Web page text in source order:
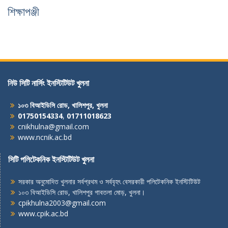
শিক্ষাপঞ্জী
নিউ সিটি নার্সিং ইনস্টিটিউট খুলনা
১০৩ বিআইডিসি রোড, খালিশপুর, খুলনা
01750154334, 01711018623
cnikhulna@gmail.com
www.ncnik.ac.bd
সিটি পলিটেকনিক ইনস্টিটিউট খুলনা
সরকার অনুমোদিত খুলনার সর্বপ্রথম ও সর্ববৃহৎ বেসরকারী পলিটেকনিক ইনস্টিটিউট
১০৩ বিআইডিসি রোড, খালিশপুর গাবতলা মোড়, খুলনা।
cpikhulna2003@gmail.com
www.cpik.ac.bd